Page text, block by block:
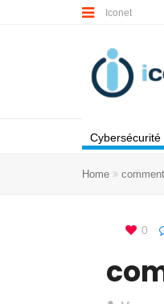
Iconet
Cybersécurité
Home
0